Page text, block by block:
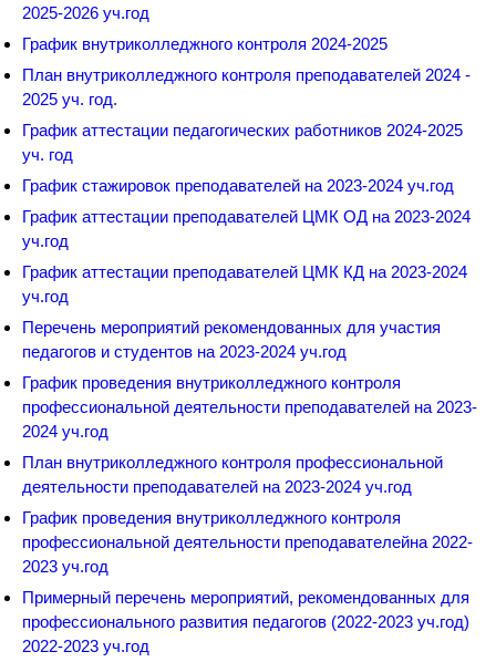
2025-2026 уч.год
График внутриколледжного контроля 2024-2025
План внутриколледжного контроля преподавателей 2024 -
2025 уч. год.
График аттестации педагогических работников 2024-2025
уч. год
График стажировок преподавателей на 2023-2024 уч.год
График аттестации преподавателей ЦМК ОД на 2023-2024
уч.год
График аттестации преподавателей ЦМК КД на 2023-2024
уч.год
Перечень мероприятий рекомендованных для участия
педагогов и студентов на 2023-2024 уч.год
График проведения внутриколледжного контроля
профессиональной деятельности преподавателей на 2023-
2024 уч.год
План внутриколледжного контроля профессиональной
деятельности преподавателей на 2023-2024 уч.год
График проведения внутриколледжного контроля
профессиональной деятельности преподавателейна 2022-
2023 уч.год
Примерный перечень мероприятий, рекомендованных для
профессионального развития педагогов (2022-2023 уч.год)
2022-2023 уч.год